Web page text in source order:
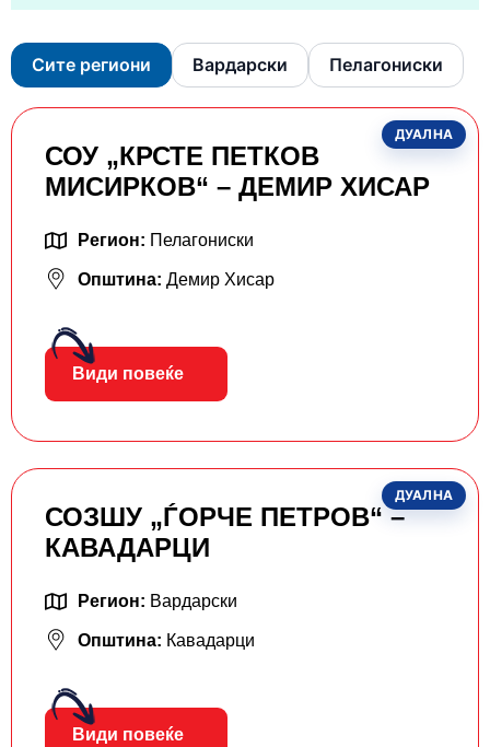
Сите региони Вардарски Пелагониски
ДУАЛНА
СОУ „КРСТЕ ПETКОВ
МИСИРКОВ“ – ДЕМИР ХИСАР
Регион: Пелагониски
Општина: Демир Хисар
Види повеќе
ДУАЛНА
СОЗШУ „ЃОРЧЕ ПЕТРОВ“ –
КАВАДАРЦИ
Регион: Вардарски
Општина: Кавадарци
Види повеќе